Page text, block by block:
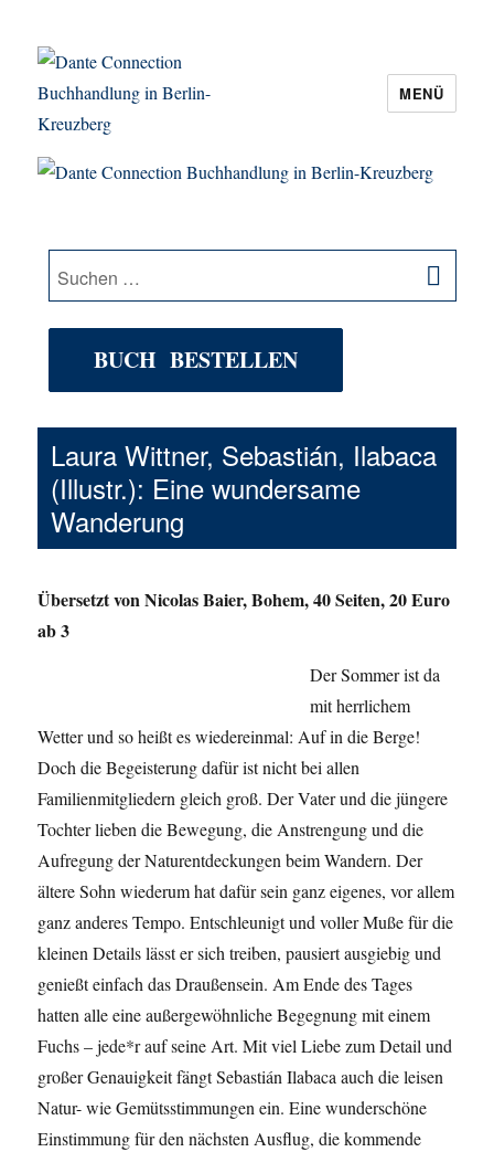
Dante Connection Buchhandlung in
MENÜ
Suche
nach:
BUCH BESTELLEN
Laura Wittner, Sebastián, Ilabaca
(Illustr.): Eine wundersame
Wanderung
Übersetzt von Nicolas Baier, Bohem, 40 Seiten, 20 Euro
ab 3
Der Sommer ist da
mit herrlichem
Wetter und so heißt es wiedereinmal: Auf in die Berge!
Doch die Begeisterung dafür ist nicht bei allen
Familienmitgliedern gleich groß. Der Vater und die jüngere
Tochter lieben die Bewegung, die Anstrengung und die
Aufregung der Naturentdeckungen beim Wandern. Der
ältere Sohn wiederum hat dafür sein ganz eigenes, vor allem
ganz anderes Tempo. Entschleunigt und voller Muße für die
kleinen Details lässt er sich treiben, pausiert ausgiebig und
genießt einfach das Draußensein. Am Ende des Tages
hatten alle eine außergewöhnliche Begegnung mit einem
Fuchs – jede*r auf seine Art. Mit viel Liebe zum Detail und
großer Genauigkeit fängt Sebastián Ilabaca auch die leisen
Natur- wie Gemütsstimmungen ein. Eine wunderschöne
Einstimmung für den nächsten Ausflug, die kommende